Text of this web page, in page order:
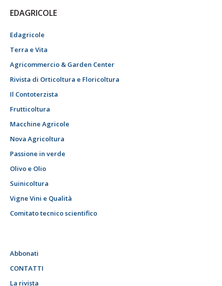
EDAGRICOLE
Edagricole
Terra e Vita
Agricommercio & Garden Center
Rivista di Orticoltura e Floricoltura
Il Contoterzista
Frutticoltura
Macchine Agricole
Nova Agricoltura
Passione in verde
Olivo e Olio
Suinicoltura
Vigne Vini e Qualità
Comitato tecnico scientifico
Abbonati
CONTATTI
La rivista